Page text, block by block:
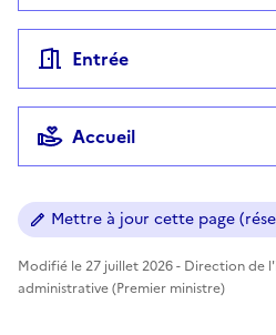
Entrée
Accueil
Mettre à jour cette page
Modifié le 27 juillet 2026 - Direction de
administrative (Premier ministre)